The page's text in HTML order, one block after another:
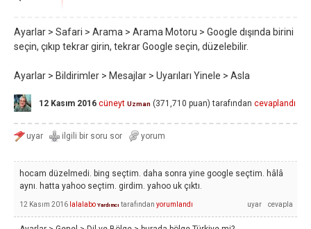
Ayarlar > Safari > Arama > Arama Motoru > Google dışında birini
seçin, çıkıp tekrar girin, tekrar Google seçin, düzelebilir.
Ayarlar > Bildirimler > Mesajlar > Uyarıları Yinele > Asla
12 Kasım 2016 cüneyt Uzman (371,710 puan) tarafından cevaplandı
hocam düzelmedi. bing seçtim. daha sonra yine google seçtim. hâlâ
aynı. hatta yahoo seçtim. girdim. yahoo uk çıktı.
12 Kasım 2016 lalalabo Yardımcı tarafından yorumlandı